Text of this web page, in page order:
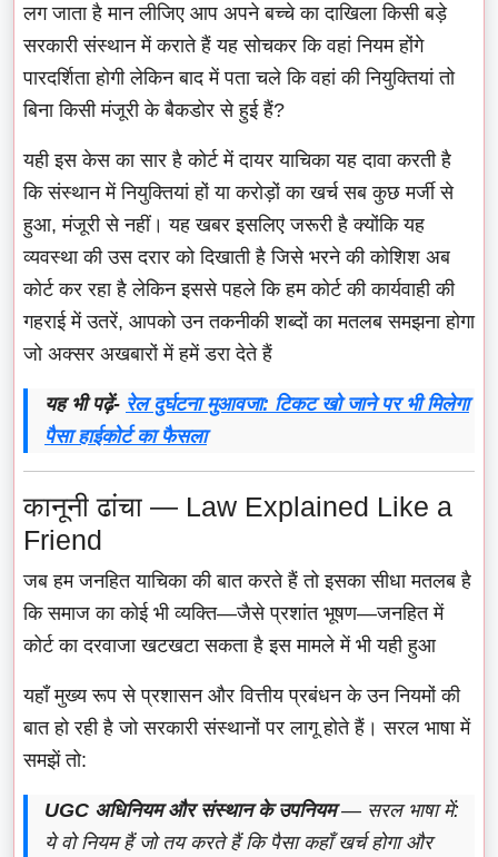
लग जाता है मान लीजिए आप अपने बच्चे का दाखिला किसी बड़े
सरकारी संस्थान में कराते हैं यह सोचकर कि वहां नियम होंगे
पारदर्शिता होगी लेकिन बाद में पता चले कि वहां की नियुक्तियां तो
बिना किसी मंजूरी के बैकडोर से हुई हैं?
यही इस केस का सार है कोर्ट में दायर याचिका यह दावा करती है
कि संस्थान में नियुक्तियां हों या करोड़ों का खर्च सब कुछ मर्जी से
हुआ, मंजूरी से नहीं। यह खबर इसलिए जरूरी है क्योंकि यह
व्यवस्था की उस दरार को दिखाती है जिसे भरने की कोशिश अब
कोर्ट कर रहा है लेकिन इससे पहले कि हम कोर्ट की कार्यवाही की
गहराई में उतरें, आपको उन तकनीकी शब्दों का मतलब समझना होगा
जो अक्सर अखबारों में हमें डरा देते हैं
यह भी पढ़ें- रेल दुर्घटना मुआवजा: टिकट खो जाने पर भी मिलेगा
पैसा हाईकोर्ट का फैसला
कानूनी ढांचा — Law Explained Like a
Friend
जब हम जनहित याचिका की बात करते हैं तो इसका सीधा मतलब है
कि समाज का कोई भी व्यक्ति—जैसे प्रशांत भूषण—जनहित में
कोर्ट का दरवाजा खटखटा सकता है इस मामले में भी यही हुआ
यहाँ मुख्य रूप से प्रशासन और वित्तीय प्रबंधन के उन नियमों की
बात हो रही है जो सरकारी संस्थानों पर लागू होते हैं। सरल भाषा में
समझें तो:
UGC अधिनियम और संस्थान के उपनियम— सरल भाषा में:
ये वो नियम हैं जो तय करते हैं कि पैसा कहाँ खर्च होगा और